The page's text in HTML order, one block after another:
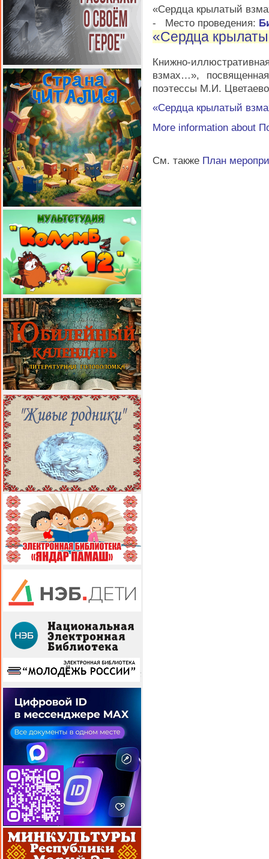
«Сердца крылатый
-
Место проведения:
«Сердца
Книжно-
взмах…»,
поэтессы М.И.
«Сердца крылатый
More information about
См. также План